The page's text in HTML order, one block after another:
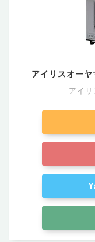
アイリスオー
アイ